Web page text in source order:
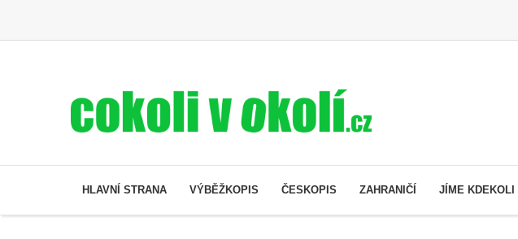
HLAVNÍ STRANA VÝBĚŽKOPIS ČESKOPIS ZAHRANIČÍ JÍME KDEKOLI